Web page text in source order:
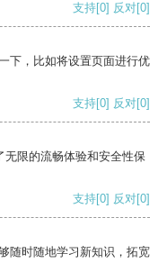
支持[0] 反对[0]
下，比如将设置页面进行优
支持[0] 反对[0]
限的流畅体验和安全性保
支持[0] 反对[0]
随时随地学习新知识，拓宽